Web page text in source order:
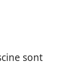
sont